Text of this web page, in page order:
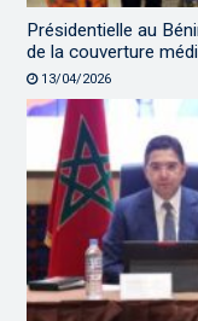
Présidentielle au
de la couverture
13/04/2026